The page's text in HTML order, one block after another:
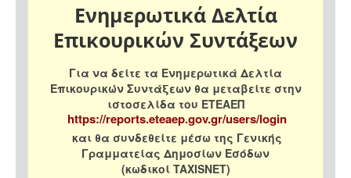
Ενημερωτικά Δελτία
Επικουρικών Συντάξεων
Για να δείτε τα Ενημερωτικά Δελτία
Επικουρικών Συντάξεων θα μεταβείτε στην
ιστοσελίδα του ΕΤΕΑΕΠ
https://reports.eteaep.gov.gr/users/login
και θα συνδεθείτε μέσω της Γενικής
Γραμματείας Δημοσίων Εσόδων
(κωδικοί TAXISNET)